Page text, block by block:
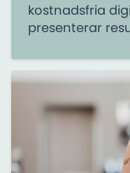
kostnadsfria
presenterar
förorenad
45 minuter får
forskning och
frågor till våra